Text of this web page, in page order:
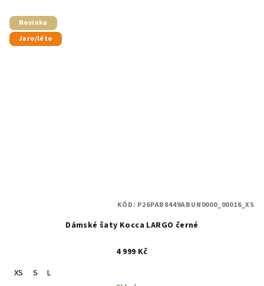
Novinka
Jaro/léto
Dámské šaty Kocca LARGO černé
4 999 Kč
XS
S
L
KÓD: P26PAB8449ABUN0000_00016_XS